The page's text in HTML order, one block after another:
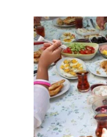
PRODUK
INFORMASI